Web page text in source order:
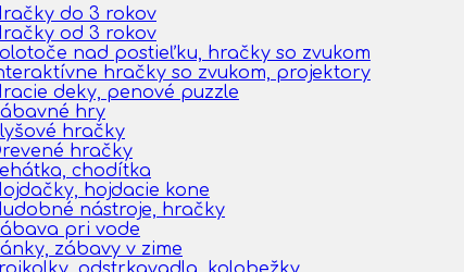
do 3 rokov
od 3 rokov
nad postieľku, hračky so zvukom
hračky so zvukom, projektory
deky, penové puzzle
hry
hračky
hračky
chodítka
hojdacie kone
nástroje, hračky
pri vode
zábavy v zime